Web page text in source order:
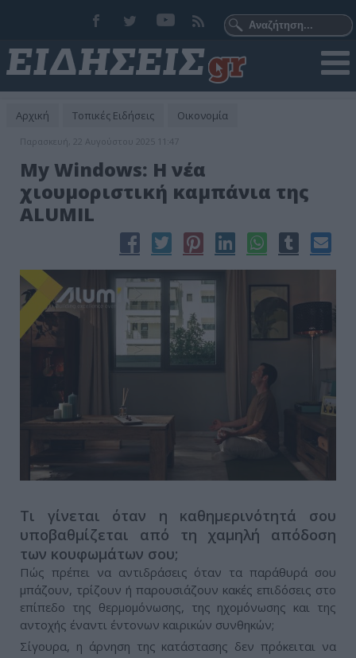
Αρχική Τοπικές Ειδήσεις Οικονομία
Παρασκευή, 22 Αυγούστου 2025 11:47
My Windows: Η νέα
χιουμοριστική καμπάνια της
ALUMIL
Τι γίνεται όταν η καθημερινότητά σου
υποβαθμίζεται από τη χαμηλή απόδοση
των κουφωμάτων σου;
Πώς πρέπει να αντιδράσεις όταν τα παράθυρά σου
μπάζουν, τρίζουν ή παρουσιάζουν κακές επιδόσεις στο
επίπεδο της θερμομόνωσης, της ηχομόνωσης και της
αντοχής έναντι έντονων καιρικών συνθηκών;
Σίγουρα, η άρνηση της κατάστασης δεν πρόκειται να